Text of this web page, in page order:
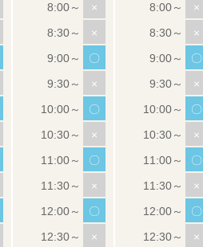
×
×
〇
×
〇
×
〇
×
〇
×
×
×
〇
×
〇
×
〇
×
〇
×